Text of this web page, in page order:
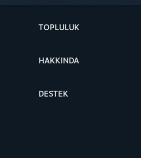
TOPLULUK
HAKKINDA
DESTEK